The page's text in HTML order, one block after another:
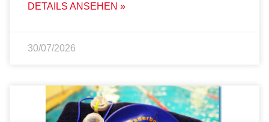
DETAILS ANSEHEN »
30/07/2026